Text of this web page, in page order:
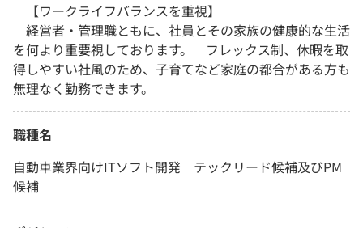
【ワークライフバランスを重視】
経営者・管理職ともに、社員とその家族の健康的な生活
を何より重要視しております。 フレックス制、休暇を取
得しやすい社風のため、子育てなど家庭の都合がある方も
無理なく勤務できます。
職種名
自動車業界向けITソフト開発 テックリード候補及びPM
候補